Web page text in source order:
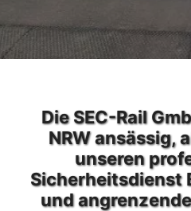
Die SEC-Rail
NRW ansässig,
unseren
Sicherheitsdienst
und